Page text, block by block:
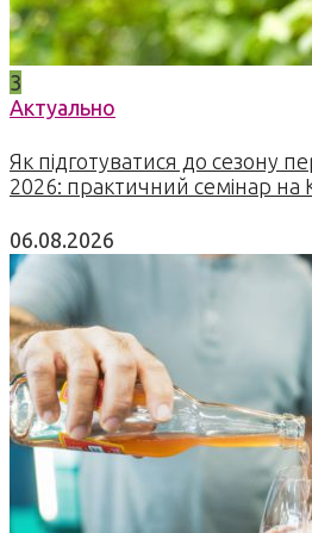
3
Актуально
Як підготуватися до сезону
2026: практичний семінар на
06.08.2026